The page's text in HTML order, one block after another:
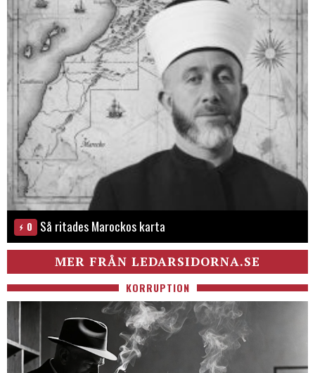
0 Så ritades Marockos karta
MER FRÅN LEDARSIDORNA.SE
KORRUPTION